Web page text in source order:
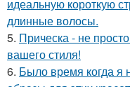
идеальную короткую
длинные волосы.
5. Прическа - не
вашего стиля!
6. Было время когда я